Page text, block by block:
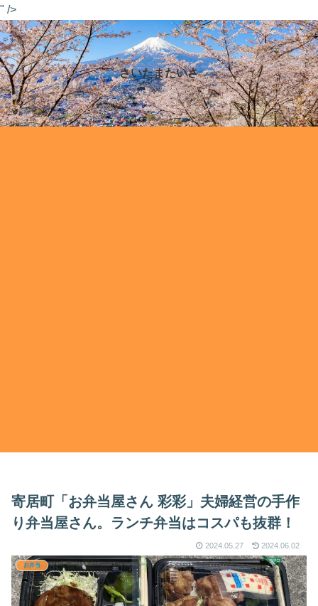
" />
さいたまたいさ
寄居町「お弁当屋さん 彩彩」夫婦経営の手作
り弁当屋さん。ランチ弁当はコスパも抜群！
2024.05.27 2024.06.02
お弁当